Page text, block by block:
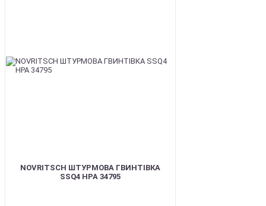
NOVRITSCH ШТУРМОВА ГВИНТІВКА
SSQ4 HPA 34795